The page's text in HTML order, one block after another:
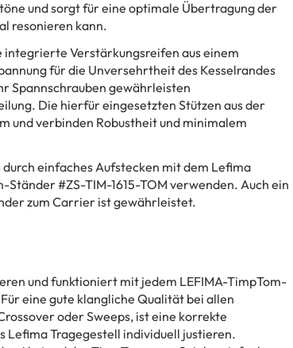
und sorgt für eine optimale Übertragung der
resonieren kann.
Verstärkungsreifen aus einem
für die Unversehrtheit des Kesselrandes
Spannschrauben gewährleisten
Die hierfür eingesetzten Stützen aus der
und verbinden Robustheit und minimalem
einfaches Aufstecken mit dem Lefima
#ZS-TIM-1615-TOM verwenden. Auch ein
zum Carrier ist gewährleistet.
und funktioniert mit jedem LEFIMA-TimpTom-
eine gute klangliche Qualität bei allen
oder Sweeps, ist eine korrekte
Lefima Tragegestell individuell justieren.